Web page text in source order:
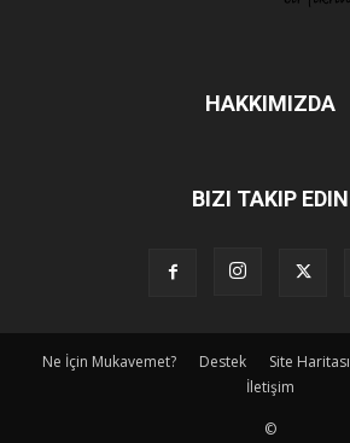
HAKKIMIZDA
BIZI TAKIP EDIN
Ne İçin Mukavemet? Destek Site Haritası
İletişim
©